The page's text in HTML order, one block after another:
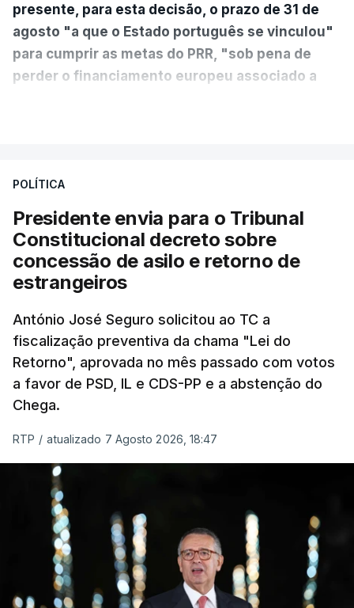
presente, para esta decisão, o prazo de 31 de
agosto "a que o Estado português se vinculou"
para cumprir as metas do PRR, "sob pena de
perder o financiamento europeu associado a
sistema mais simples, mais justo e transparente".
"Sempre que seja possível reduzir burocracias,
eliminar sobreposições e garantir que os apoios
chegam a quem mais necessita, estaremos a dar
um passo na direção certa", argumenta o
Presidente da República.
Assegurar que "ninguém é
prejudicado"
O Preisdente deixa, no entanto, deixa alguns
avisos:uma reforma desta dimensão "deve ter
como primeiro critério a proteção das pessoas"
e "nenhum processo de simplificação pode
traduzir-se numa diminuição da proteção
social".
POLÍTICA
Presidente envia para o Tribunal
Constitucional decreto sobre
concessão de asilo e retorno de
estrangeiros
António José Seguro solicitou ao TC a
fiscalização preventiva da chama "Lei do
Retorno", aprovada no mês passado com votos
a favor de PSD, IL e CDS-PP e a abstenção do
Chega.
RTP / atualizado 7 Agosto 2026, 18:47